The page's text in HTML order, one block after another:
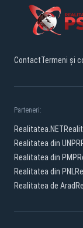
ContactTermeni și
Parteneri:
Realitatea.NET
Realitatea din UNPR
Realitatea din PMP
Realitatea din PNL
Realitatea de Arad